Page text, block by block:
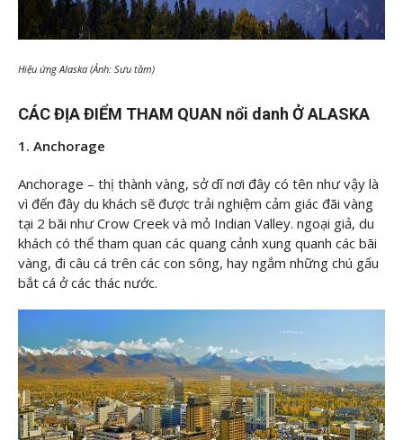
Hiệu ứng Alaska (Ảnh: Sưu tầm)
CÁC ĐỊA ĐIỂM THAM QUAN nổi danh Ở ALASKA
1. Anchorage
Anchorage – thị thành vàng, sở dĩ nơi đây có tên như vậy là
vì đến đây du khách sẽ được trải nghiệm cảm giác đãi vàng
tại 2 bãi như Crow Creek và mỏ Indian Valley. ngoại giả, du
khách có thể tham quan các quang cảnh xung quanh các bãi
vàng, đi câu cá trên các con sông, hay ngắm những chú gấu
bắt cá ở các thác nước.